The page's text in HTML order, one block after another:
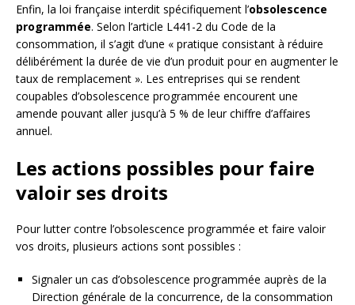
Enfin, la loi française interdit spécifiquement l’obsolescence
programmée. Selon l’article L441-2 du Code de la
consommation, il s’agit d’une « pratique consistant à réduire
délibérément la durée de vie d’un produit pour en augmenter le
taux de remplacement ». Les entreprises qui se rendent
coupables d’obsolescence programmée encourent une
amende pouvant aller jusqu’à 5 % de leur chiffre d’affaires
annuel.
Les actions possibles pour faire
valoir ses droits
Pour lutter contre l’obsolescence programmée et faire valoir
vos droits, plusieurs actions sont possibles :
Signaler un cas d’obsolescence programmée auprès de la
Direction générale de la concurrence, de la consommation